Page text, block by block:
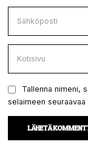
Tallenna nimeni,
selaimeen